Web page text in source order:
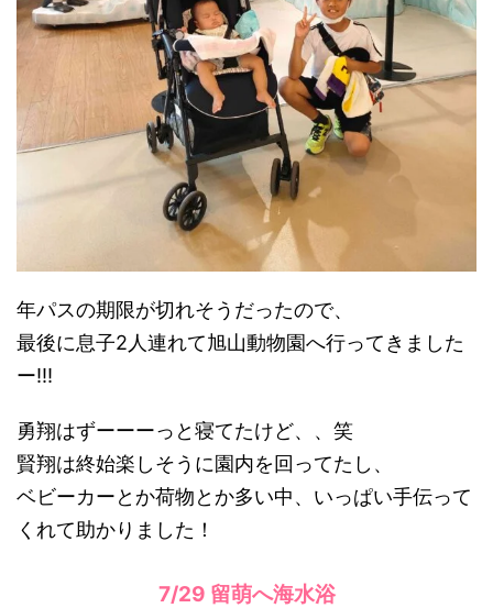
年パスの期限が切れそうだったので、
最後に息子2人連れて旭山動物園へ行ってきました
ー!!!
勇翔はずーーーっと寝てたけど、、笑
賢翔は終始楽しそうに園内を回ってたし、
ベビーカーとか荷物とか多い中、いっぱい手伝って
くれて助かりました！
7/29 留萌へ海水浴